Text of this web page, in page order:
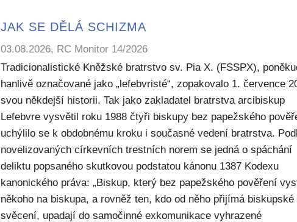
JAK SE DĚLÁ SCHIZMA
03.08.2026, RC Monitor 14/2026
Tradicionalistické Kněžské bratrstvo sv. Pia X. (FSSPX),
hanlivě označované jako „lefebvristé“, zopakovalo 1. července
svou někdejší historii. Tak jako zakladatel bratrstva arcibiskup
Lefebvre vysvětil roku 1988 čtyři biskupy bez papežského
uchýlilo se k obdobnému kroku i současné vedení bratrstva.
novelizovaných církevních trestních norem se jedná o spáchání
deliktu popsaného skutkovou podstatou kánonu 1387 Kodexu
kanonického práva: „Biskup, který bez papežského pověření
někoho na biskupa, a rovněž ten, kdo od něho přijímá biskupské
svěcení, upadají do samočinné exkomunikace vyhrazené